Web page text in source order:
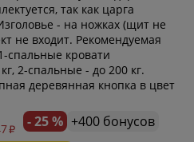
так как царга
- на ножках (щит не
не входит. Рекомендуемая
спальные кровати
2-спальные - до 200 кг.
деревянная кнопка в цвет
- 25 % +400 бонусов